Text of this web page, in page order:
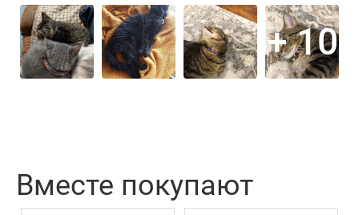
+ 10
Вместе покупают